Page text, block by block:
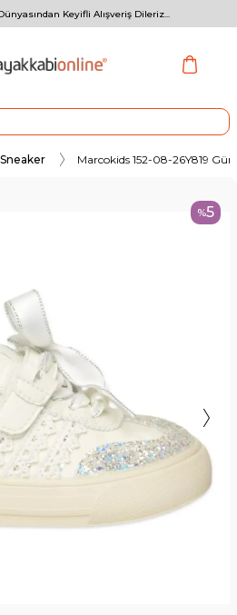
Keyifli Alışveriş Dileriz...
Sneaker Marcokids 152-08-26Y819
%5